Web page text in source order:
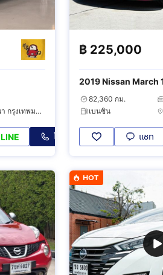
ทวีวัฒนา กรุงเทพมหานคร
LINE โทร
฿ 225,000
2019 Nissan March
82,360 กม.
เบนซิน
แชท
HOT